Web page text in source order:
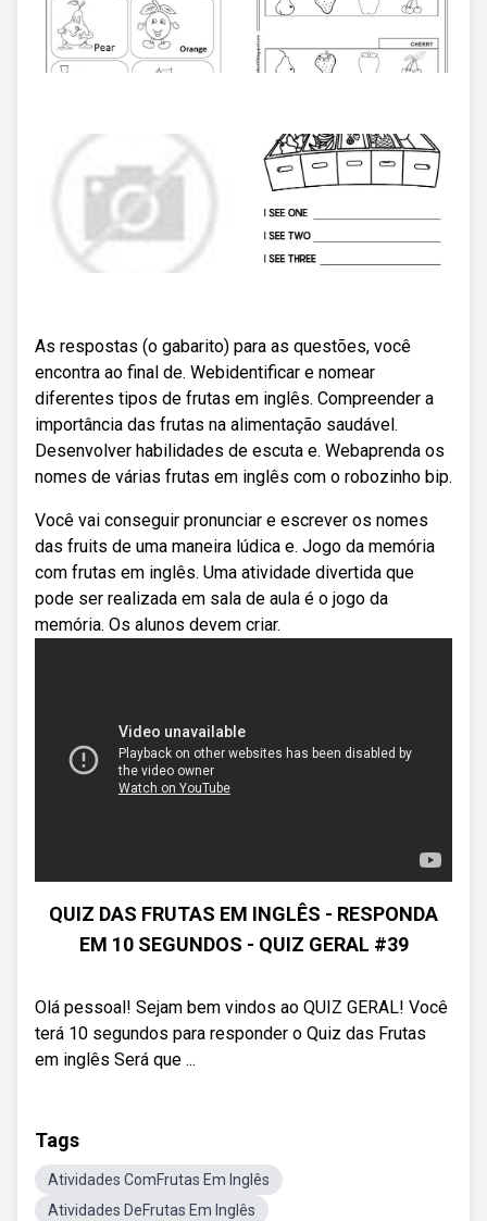
As respostas (o gabarito) para as questões, você
encontra ao final de. Webidentificar e nomear
diferentes tipos de frutas em inglês. Compreender a
importância das frutas na alimentação saudável.
Desenvolver habilidades de escuta e. Webaprenda os
nomes de várias frutas em inglês com o robozinho bip.
Você vai conseguir pronunciar e escrever os nomes
das fruits de uma maneira lúdica e. Jogo da memória
com frutas em inglês. Uma atividade divertida que
pode ser realizada em sala de aula é o jogo da
memória. Os alunos devem criar.
QUIZ DAS FRUTAS EM INGLÊS - RESPONDA
EM 10 SEGUNDOS - QUIZ GERAL #39
Olá pessoal! Sejam bem vindos ao QUIZ GERAL! Você
terá 10 segundos para responder o Quiz das Frutas
em inglês Será que ...
Tags
Atividades ComFrutas Em Inglês
Atividades DeFrutas Em Inglês